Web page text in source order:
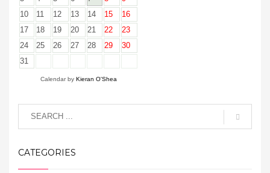
10
11 12 13 14 15
16
17
18 19 20 21 22
23
24
25 26 27 28 29
30
31
Calendar by Kieran O'Shea
CATEGORIES